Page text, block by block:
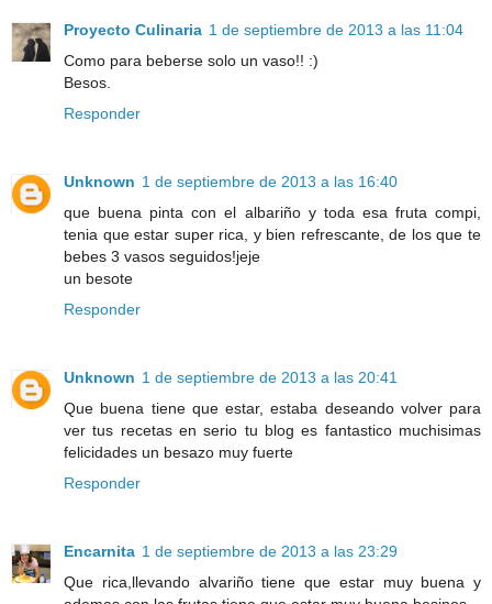
Proyecto Culinaria 1 de septiembre de 2013 a las 11:04
Como para beberse solo un vaso!! :)
Besos.
Responder
Unknown 1 de septiembre de 2013 a las 16:40
que buena pinta con el albariño y toda esa fruta compi,
tenia que estar super rica, y bien refrescante, de los que te
bebes 3 vasos seguidos!jeje
un besote
Responder
Unknown 1 de septiembre de 2013 a las 20:41
Que buena tiene que estar, estaba deseando volver para
ver tus recetas en serio tu blog es fantastico muchisimas
felicidades un besazo muy fuerte
Responder
Encarnita 1 de septiembre de 2013 a las 23:29
Que rica,llevando alvariño tiene que estar muy buena y